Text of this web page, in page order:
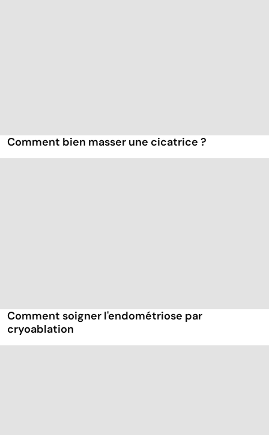
Comment bien masser une cicatrice ?
Comment soigner l'endométriose par
cryoablation